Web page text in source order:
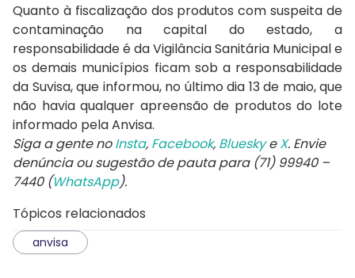
Quanto à fiscalização dos produtos com suspeita de
contaminação na capital do estado, a
responsabilidade é da Vigilância Sanitária Municipal e
os demais municípios ficam sob a responsabilidade
da Suvisa, que informou, no último dia 13 de maio, que
não havia qualquer apreensão de produtos do lote
informado pela Anvisa.
Siga a gente noInsta, Facebook, BlueskyeX. Envie
denúncia ou sugestão de pauta para (71) 99940 –
7440 (WhatsApp).
Tópicos relacionados
anvisa